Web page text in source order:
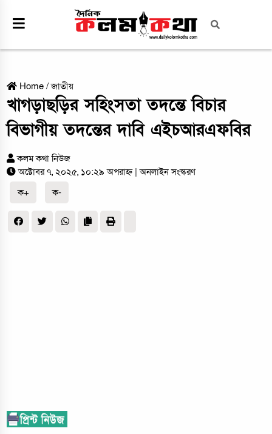
Home /জাতীয়
খাগড়াছড়ির সহিংসতা তদন্তে বিচার
বিভাগীয় তদন্তের দাবি এইচআরএফবির
কলম কথা নিউজ
অক্টোবর ৭, ২০২৫, ১০:২৯ অপরাহ্ন | অনলাইন সংস্করণ
ক+
ক-